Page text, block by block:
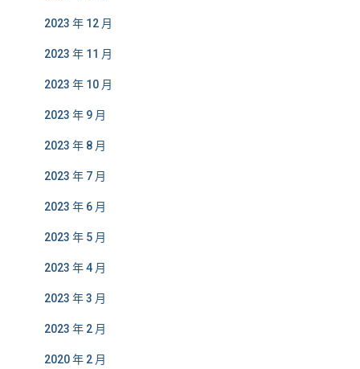
2023 年 12 月
2023 年 11 月
2023 年 10 月
2023 年 9 月
2023 年 8 月
2023 年 7 月
2023 年 6 月
2023 年 5 月
2023 年 4 月
2023 年 3 月
2023 年 2 月
2020 年 2 月